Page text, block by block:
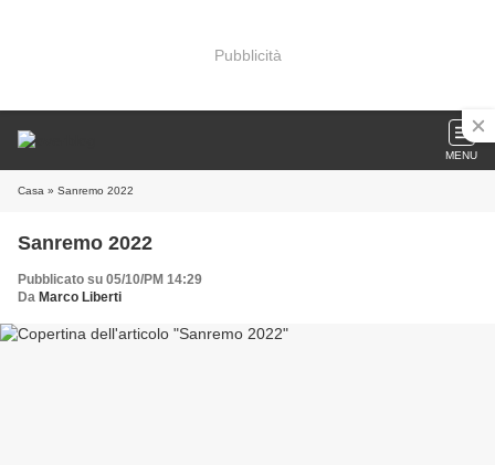
Pubblicità
MENU
Casa » Sanremo 2022
Sanremo 2022
Pubblicato su 05/10/PM 14:29
Da Marco Liberti